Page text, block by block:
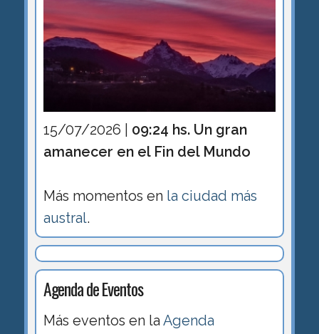
15/07/2026 | 09:24 hs. Un gran
amanecer en el Fin del Mundo
Más momentos en la ciudad más
austral.
Agenda de Eventos
Más eventos en la Agenda